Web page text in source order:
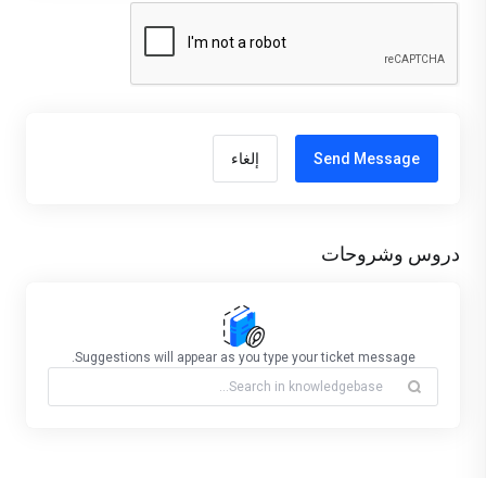
دروس وشروحات
Suggestions will appear as you type your ticket message.
إلغاء